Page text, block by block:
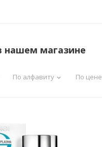
нашем магазине
По алфавиту По цене